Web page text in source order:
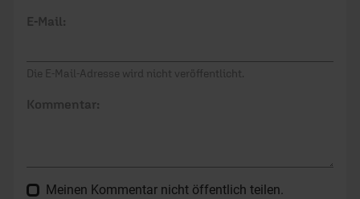
E-Mail:
Die E-Mail-Adresse wird nicht veröffentlicht.
Kommentar:
Meinen Kommentar nicht öffentlich teilen.